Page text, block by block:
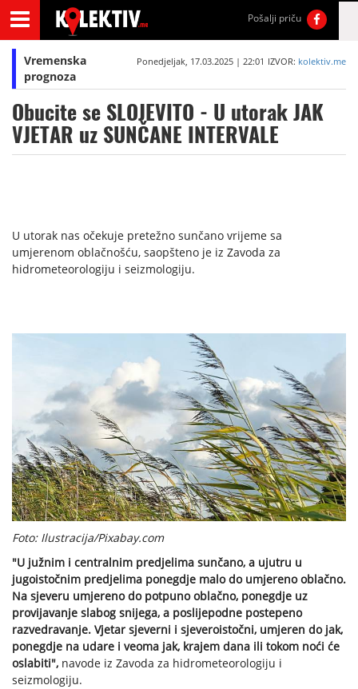
Pošalji priču
Vremenska
prognoza
Ponedjeljak, 17.03.2025 | 22:01 IZVOR: kolektiv.me
Obucite se SLOJEVITO - U utorak JAK
VJETAR uz SUNČANE INTERVALE
U utorak nas očekuje pretežno sunčano vrijeme sa
umjerenom oblačnošću, saopšteno je iz Zavoda za
hidrometeorologiju i seizmologiju.
Foto: Ilustracija/Pixabay.com
"U južnim i centralnim predjelima sunčano, a ujutru u
jugoistočnim predjelima ponegdje malo do umjereno oblačno.
Na sjeveru umjereno do potpuno oblačno, ponegdje uz
provijavanje slabog snijega, a poslijepodne postepeno
razvedravanje. Vjetar sjeverni i sjeveroistočni, umjeren do jak,
ponegdje na udare i veoma jak, krajem dana ili tokom noći će
oslabiti", navode iz Zavoda za hidrometeorologiju i
seizmologiju.